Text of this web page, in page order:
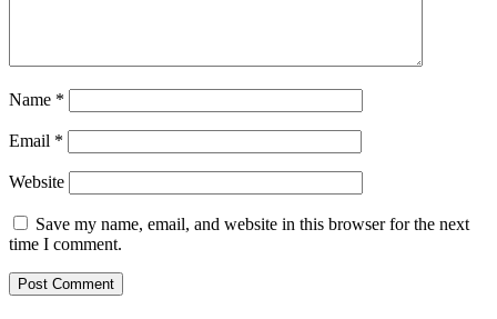
Name *
Email *
Website
Save my name, email, and website in this browser for the next
time I comment.